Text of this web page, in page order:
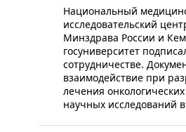
Национальный
исследовательский
Минздрава России и
госуниверситет
сотрудничестве.
взаимодействие при
лечения
научных исследований